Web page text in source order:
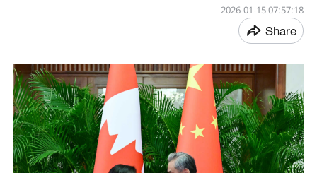
07:57:18 2026-01-15
Share